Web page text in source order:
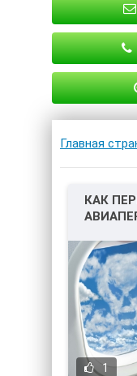
Главная
КАК
1